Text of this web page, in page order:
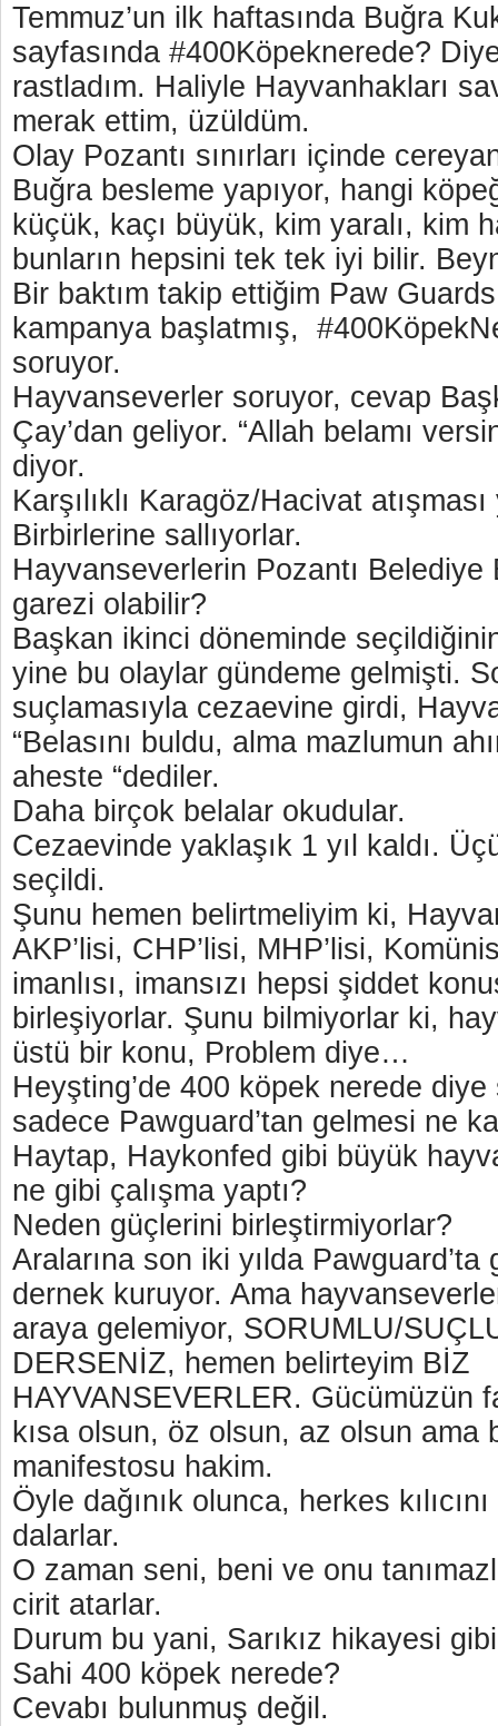
Temmuz’un ilk haftasında Buğra
sayfasında #400Köpeknerede?
rastladım. Haliyle Hayvanhakları
merak ettim, üzüldüm.
Olay Pozantı sınırları içinde
Buğra besleme yapıyor, hangi
küçük, kaçı büyük, kim yaralı, kim
bunların hepsini tek tek iyi bilir.
Bir baktım takip ettiğim Paw
kampanya başlatmış,
soruyor.
Hayvanseverler soruyor, cevap
Çay’dan geliyor. “Allah belamı
diyor.
Karşılıklı Karagöz/Hacivat
Birbirlerine sallıyorlar.
Hayvanseverlerin Pozantı Belediye
garezi olabilir?
Başkan ikinci döneminde
yine bu olaylar gündeme gelmişti.
suçlamasıyla cezaevine girdi,
“Belasını buldu, alma mazlumun
aheste “dediler.
Daha birçok belalar okudular.
Cezaevinde yaklaşık 1 yıl kaldı.
seçildi.
Şunu hemen belirtmeliyim ki,
AKP’lisi, CHP’lisi, MHP’lisi,
imanlısı, imansızı hepsi şiddet
birleşiyorlar. Şunu bilmiyorlar ki,
üstü bir konu, Problem diye…
Heyşting’de 400 köpek nerede
sadece Pawguard’tan gelmesi ne
Haytap, Haykonfed gibi büyük
ne gibi çalışma yaptı?
Neden güçlerini birleştirmiyorlar?
Aralarına son iki yılda
dernek kuruyor. Ama
araya gelemiyor, SORUMLU/
DERSENİZ, hemen belirteyim BİZ
HAYVANSEVERLER. Gücümüzün
kısa olsun, öz olsun, az olsun ama
manifestosu hakim.
Öyle dağınık olunca, herkes
dalarlar.
O zaman seni, beni ve onu
cirit atarlar.
Durum bu yani, Sarıkız hikayesi
Sahi 400 köpek nerede?
Cevabı bulunmuş değil.